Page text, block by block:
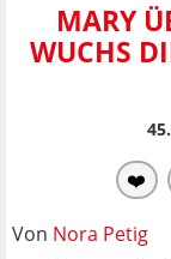
MARY
WUCHS
❤️
Von Nora Petig